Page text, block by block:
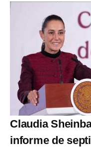
Claudia
informe de